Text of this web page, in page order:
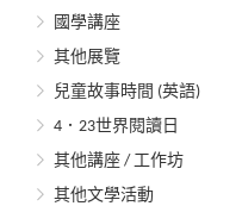
國學講座
其他展覽
兒童故事時間 (英語)
4．23世界閱讀日
其他講座 / 工作坊
其他文學活動